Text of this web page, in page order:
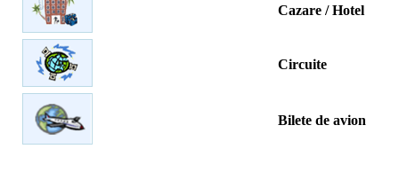
Cazare / Hotel
Circuite
Bilete de avion